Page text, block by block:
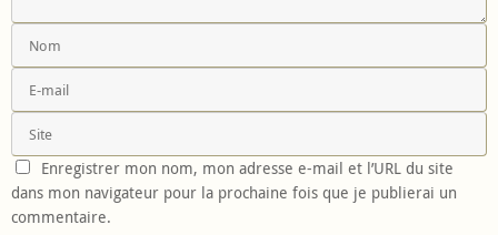
Enregistrer mon nom, mon adresse e-mail et l’URL du site
dans mon navigateur pour la prochaine fois que je publierai un
commentaire.